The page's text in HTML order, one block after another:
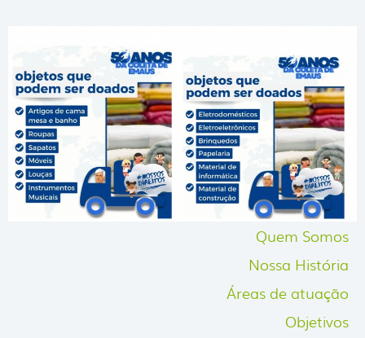
Quem Somos
Nossa História
Áreas de atuação
Objetivos